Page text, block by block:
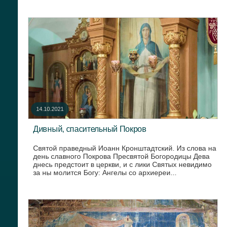
14.10.2021
Дивный, спасительный Покров
Святой праведный Иоанн Кронштадтский. Из слова на
день славного Покрова Пресвятой Богородицы Дева
днесь предстоит в церкви, и с лики Святых невидимо
за ны молится Богу: Ангелы со архиереи...